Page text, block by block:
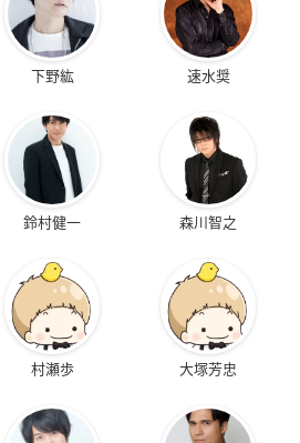
下野紘 速水奨
鈴村健一 森川智之
村瀬歩 大塚芳忠